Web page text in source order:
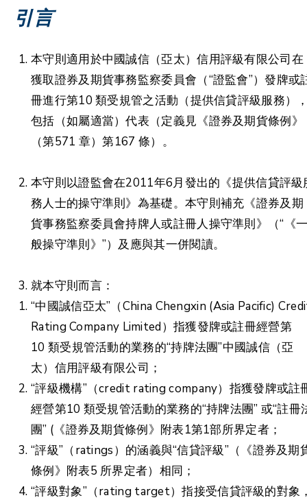
引言
本守則適用於中國誠信（亞太）信用評級有限公司在
獲取證券及期貨事務監察委員會（“證監會”）發牌或
冊進行第10 類受規管之活動（提供信貸評級服務）
包括（如屬適當）代表（定義見《證券及期貨條例》
（第571 章）第167 條）。
本守則以證監會在2011年6月發出的《提供信貸評級
務人士的操守準則》為基礎。本守則補充《證券及期
貨事務監察委員會持牌人或註冊人操守準則》（“《
般操守準則》”）及應與其一併閱讀。
就本守則而言：
“中國誠信亞太”（China Chengxin (Asia Pacific)
Rating Company Limited）指獲發牌或註冊經營第
10 類受規管活動的業務的“持牌法團”中國誠信（亞
太）信用評級有限公司；
“評級機構”（credit rating company）指獲發牌或註
經營第10 類受規管活動的業務的“持牌法團” 或“註冊
團” (《證券及期貨條例》附表1第1部所界定者；
“評級”（ratings）的涵義與“信貸評級”（《證券及期
條例》附表5 所界定者）相同；
“評級對象”（rating target）指接受信貸評級的對象